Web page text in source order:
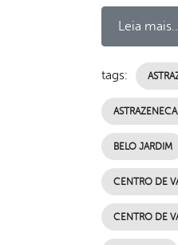
Leia
tags:
BELO JARDIM
CENTRO DE
CENTRO DE